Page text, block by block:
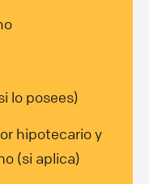
lo posees)
hipotecario y
(si aplica)